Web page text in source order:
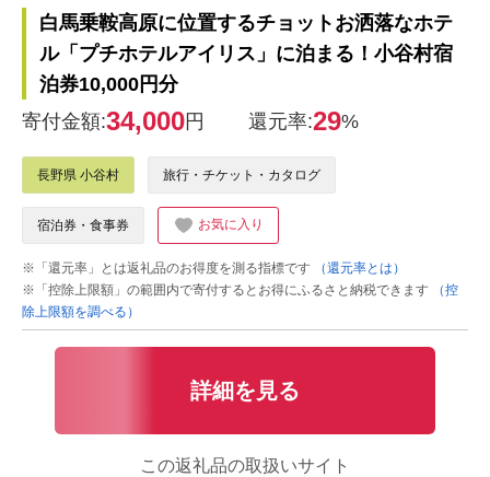
白馬乗鞍高原に位置するチョットお洒落なホテ
ル「プチホテルアイリス」に泊まる！小谷村宿
泊券10,000円分
寄付金額:34,000円 還元率:29%
長野県 小谷村 旅行・チケット・カタログ
宿泊券・食事券 お気に入り
※「還元率」とは返礼品のお得度を測る指標です
（還元率とは）
※「控除上限額」の範囲内で寄付するとお得にふるさと納税できます
（控
除上限額を調べる）
詳細を見る
この返礼品の取扱いサイト